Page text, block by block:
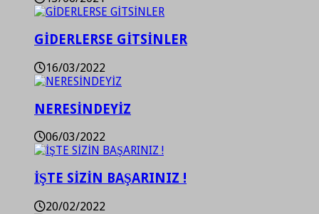
GİDERLERSE GİTSİNLER
16/03/2022
NERESİNDEYİZ
06/03/2022
İŞTE SİZİN BAŞARINIZ !
20/02/2022